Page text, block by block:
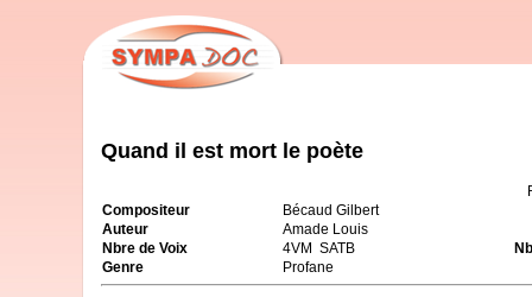
Quand il est mort le poète
Compositeur
Bécaud Gilbert
Auteur
Amade Louis
Nbre de Voix
4VM SATB
Genre
Profane